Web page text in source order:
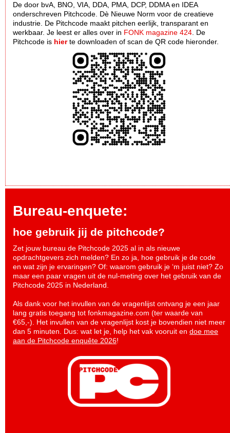
De door bvA, BNO, VIA, DDA, PMA, DCP, DDMA en IDEA
onderschreven Pitchcode. Dè Nieuwe Norm voor de creatieve
industrie. De Pitchcode maakt pitchen eerlijk, transparant en
werkbaar. Je leest er alles over in FONK magazine 424. De
Pitchcode is hierte downloaden of scan de QR code hieronder.
Bureau-enquete:
hoe gebruik jij de pitchcode?
Zet jouw bureau de Pitchcode 2025 al in als nieuwe
opdrachtgevers zich melden? En zo ja, hoe gebruik je de code
en wat zijn je ervaringen? Of: waarom gebruik je ‘m juist niet? Zo
maar een paar vragen uit de nul-meting over het gebruik van de
Pitchcode 2025 in Nederland.
Als dank voor het invullen van de vragenlijst ontvang je een jaar
lang gratis toegang tot fonkmagazine.com (ter waarde van
€65,-). Het invullen van de vragenlijst kost je bovendien niet meer
dan 5 minuten. Dus: wat let je, help het vak vooruit en doe mee
aan de Pitchcode enquête 2026!